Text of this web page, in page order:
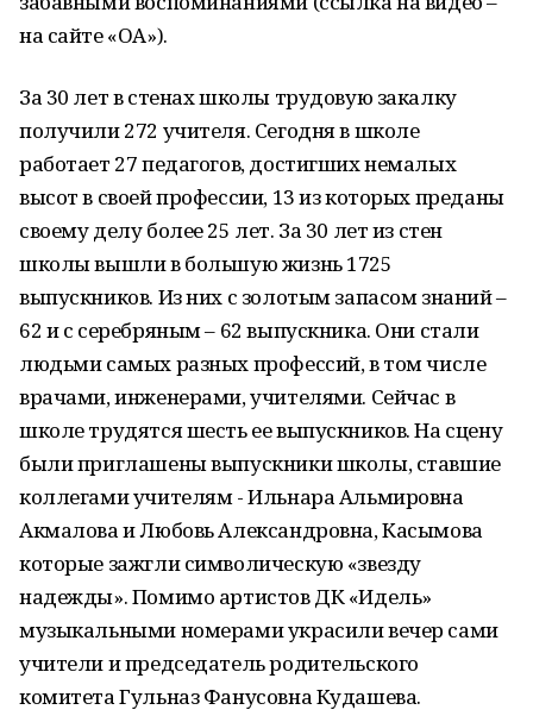
на сайте «ОА»).
За 30 лет в стенах школы трудовую закалку
получили 272 учителя. Сегодня в школе
работает 27 педагогов, достигших немалых
высот в своей профессии, 13 из которых преданы
своему делу более 25 лет. За 30 лет из стен
школы вышли в большую жизнь 1725
выпускников. Из них с золотым запасом знаний –
62 и с серебряным – 62 выпускника. Они стали
людьми самых разных профессий, в том числе
врачами, инженерами, учителями. Сейчас в
школе трудятся шесть ее выпускников. На сцену
были приглашены выпускники школы, ставшие
коллегами учителям - Ильнара Альмировна
Акмалова и Любовь Александровна, Касымова
которые зажгли символическую «звезду
надежды». Помимо артистов ДК «Идель»
музыкальными номерами украсили вечер сами
учители и председатель родительского
комитета Гульназ Фанусовна Кудашева.